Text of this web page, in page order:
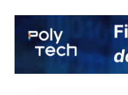
py
Li
n
k
ce
b
o
o
at
s
A
p